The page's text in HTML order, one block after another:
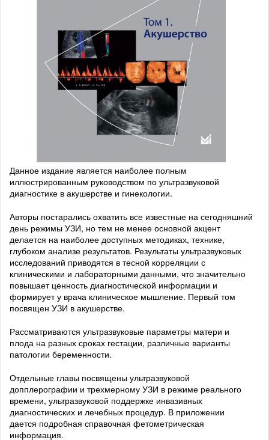
Данное издание является наиболее полным
иллюстрированным руководством по ультразвуковой
диагностике в акушерстве и гинекологии.
Авторы постарались охватить все известные на сегодняшний
день режимы УЗИ, но тем не менее основной акцент
делается на наиболее доступных методиках, технике,
глубоком анализе результатов. Результаты ультразвуковых
исследований приводятся в тесной корреляции с
клиническими и лабораторными данными, что значительно
повышает ценность диагностической информации и
формирует у врача клиническое мышление. Первый том
посвящен УЗИ в акушерстве.
Рассматриваются ультразвуковые параметры матери и
плода на разных сроках гестации, различные варианты
патологии беременности.
Отдельные главы посвящены ультразвуковой
допплерографии и трехмерному УЗИ в режиме реального
времени, ультразвуковой поддержке инвазивных
диагностических и лечебных процедур. В приложении
дается подробная справочная фетометрическая
информация.